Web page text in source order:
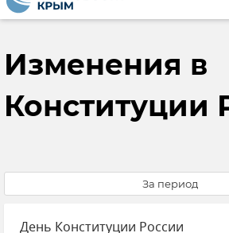
Изменения в
Конституции
За период
День Конституции России